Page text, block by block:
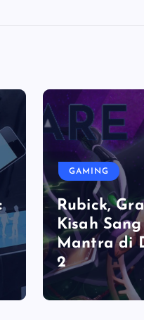
GAMING
Rubick,
Kisah
Mantra di
2